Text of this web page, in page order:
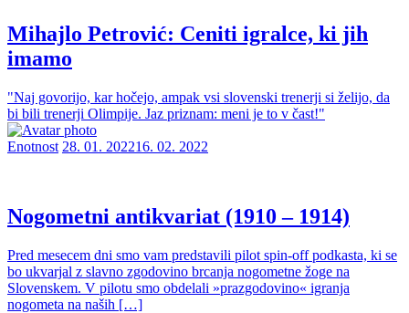
Mihajlo Petrović: Ceniti igralce, ki jih
imamo
"Naj govorijo, kar hočejo, ampak vsi slovenski trenerji si želijo, da
bi bili trenerji Olimpije. Jaz priznam: meni je to v čast!"
Enotnost 28. 01. 202216. 02. 2022
Nogometni antikvariat (1910 – 1914)
Pred mesecem dni smo vam predstavili pilot spin-off podkasta, ki se
bo ukvarjal z slavno zgodovino brcanja nogometne žoge na
Slovenskem. V pilotu smo obdelali »prazgodovino« igranja
nogometa na naših […]